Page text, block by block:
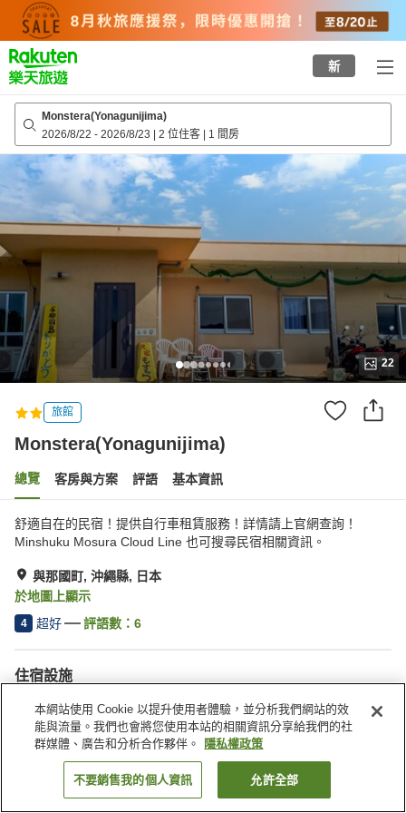
top
page
新
Monstera(Yonagunijima)
2026/8/22 - 2026/8/23 | 2 位住客 | 1 間房
22
旅館
Monstera(Yonagunijima)
總覽 客房與方案 評語 基本資訊
舒適自在的民宿！提供自行車租賃服務！詳情請上官網查詢！
Minshuku Mosura Cloud Line 也可搜尋民宿相關資訊。
與那國町, 沖繩縣, 日本
於地圖上顯示
4 超好 評語數： 6
住宿設施
停車場
多功能室
共用廚房
接送服務
找客房
本網站使用 Cookie 以提升使用者體驗，並分析我們網站的效
能與流量。我們也會將您使用本站的相關資訊分享給我們的社
群媒體、廣告和分析合作夥伴。
隱私權政策
不要銷售我的個人資訊 允許全部